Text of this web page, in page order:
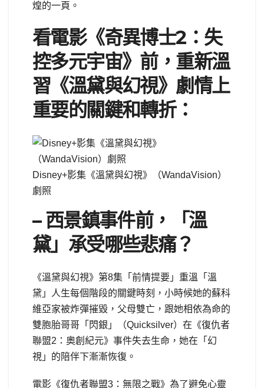
煌的一頁。
看電影《奇異博士2：失
控多元宇宙》前，重新溫
習《溫黛與幻視》 劇情上
重要的關鍵和轉折：
Disney+影集《溫黛與幻視》（WandaVision）
劇照
– 西景鎮事件前，「溫
黛」承受哪些悲痛？
《溫黛與幻視》第8集「前情提要」重溫「溫
黛」人生每個階段的關鍵時刻，小時候她的蘇科
維亞家被炸彈摧毀，父母雙亡，跟她相依為命的
雙胞胎哥哥「閃銀」（Quicksilver）在《復仇者
聯盟2：奧創紀元》事件失去生命，她在「幻
視」的陪伴下漸漸恢復。
電影《復仇者聯盟3：無限之戰》為了避免心靈